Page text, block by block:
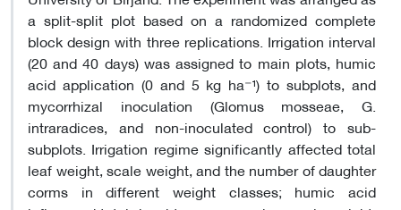
a split-split plot based on a randomized complete
block design with three replications. Irrigation interval
(20 and 40 days) was assigned to main plots, humic
acid application (0 and 5 kg ha⁻¹) to subplots, and
mycorrhizal inoculation (Glomus mosseae, G.
intraradices, and non-inoculated control) to sub-
subplots. Irrigation regime significantly affected total
leaf weight, scale weight, and the number of daughter
corms in different weight classes; humic acid